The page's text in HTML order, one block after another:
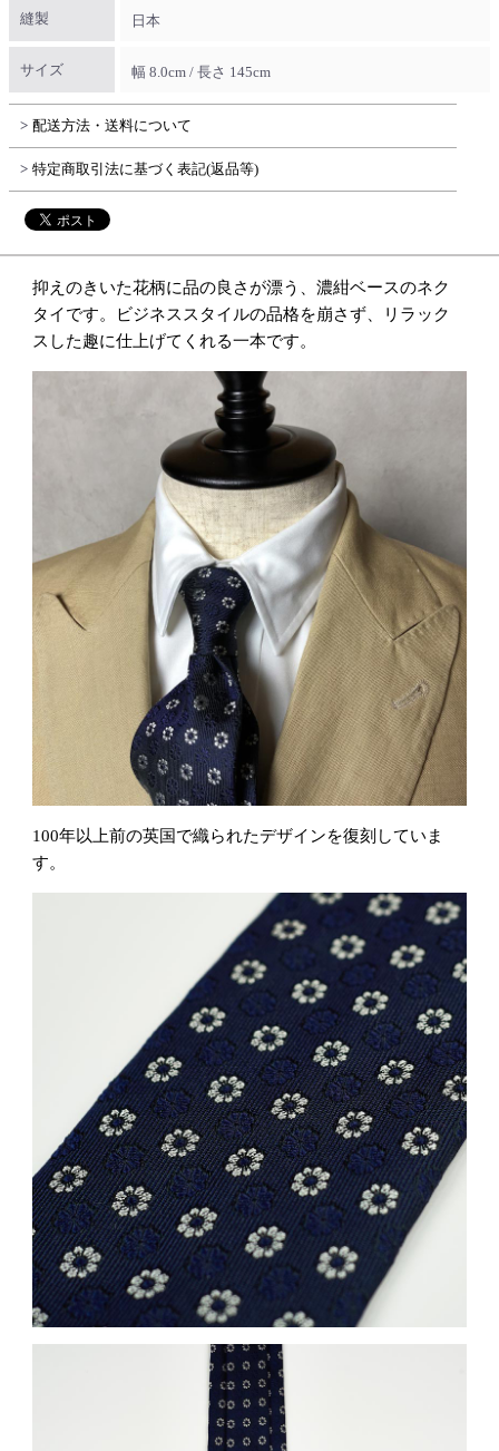
縫製 日本
サイズ 幅 8.0cm / 長さ 145cm
配送方法・送料について
特定商取引法に基づく表記(返品等)
抑えのきいた花柄に品の良さが漂う、濃紺ベースのネク
タイです。ビジネススタイルの品格を崩さず、リラック
スした趣に仕上げてくれる一本です。
100年以上前の英国で織られたデザインを復刻していま
す。